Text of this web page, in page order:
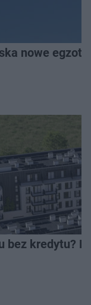
nowe
bez kredytu?